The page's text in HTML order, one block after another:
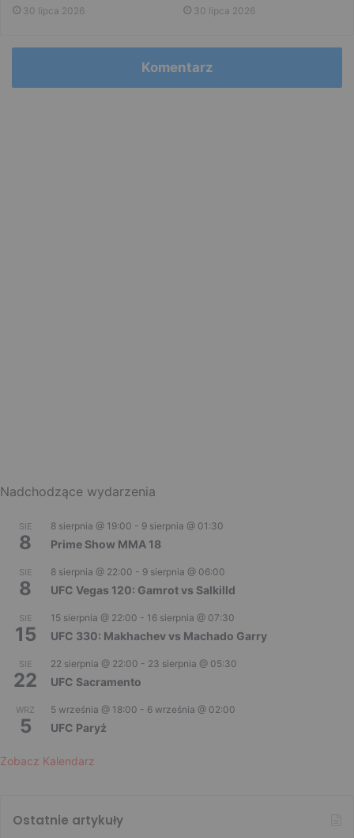
30 lipca 2026 30 lipca 2026
Komentarz
Nadchodzące wydarzenia
SIE
8
8 sierpnia @ 19:00 - 9 sierpnia @ 01:30
Prime Show MMA 18
SIE
8
8 sierpnia @ 22:00 - 9 sierpnia @ 06:00
UFC Vegas 120: Gamrot vs Salkilld
SIE
15
15 sierpnia @ 22:00 - 16 sierpnia @ 07:30
UFC 330: Makhachev vs Machado Garry
SIE
22
22 sierpnia @ 22:00 - 23 sierpnia @ 05:30
UFC Sacramento
WRZ
5
5 września @ 18:00 - 6 września @ 02:00
UFC Paryż
Zobacz Kalendarz
Ostatnie artykuły